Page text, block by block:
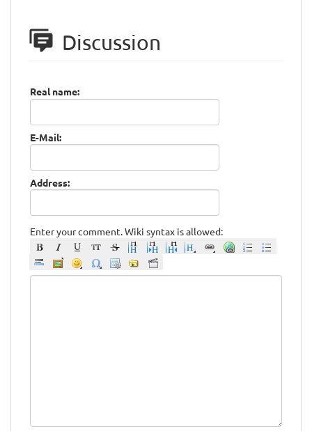
Discussion
Real name:
E-Mail:
Address:
Enter your comment. Wiki syntax is allowed: